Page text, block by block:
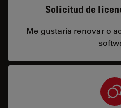
Solicitud de
Me gustaría renovar o